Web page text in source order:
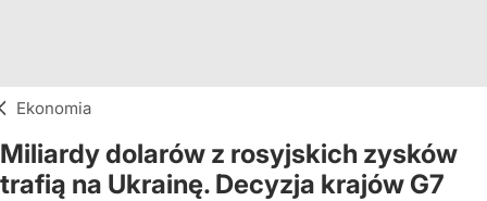
Ekonomia
Miliardy dolarów z rosyjskich zysków
trafią na Ukrainę. Decyzja krajów G7